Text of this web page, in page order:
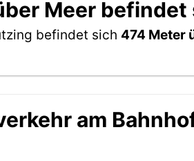
Meer
befindet sich 474 Meter
am